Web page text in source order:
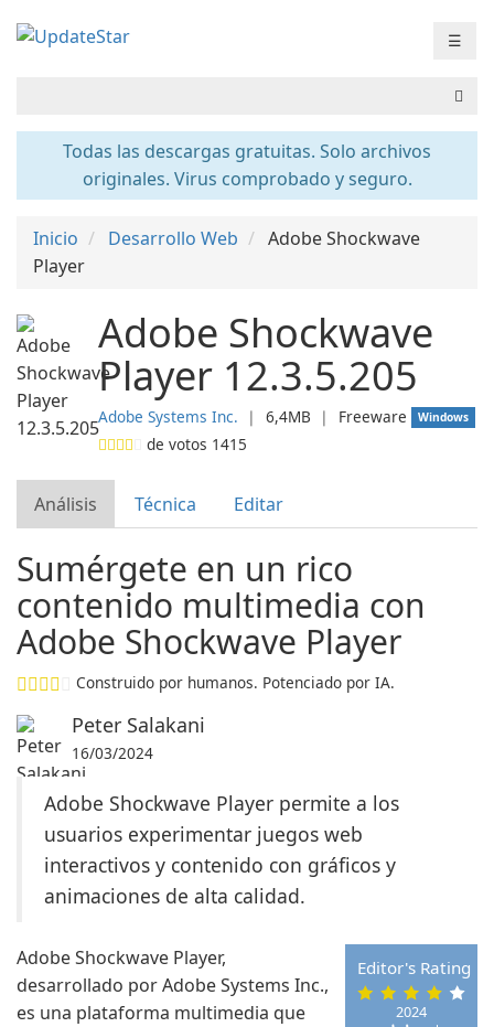
☰
Todas las descargas gratuitas. Solo archivos
originales. Virus comprobado y seguro.
Inicio Desarrollo Web
Adobe Shockwave
Player
Adobe Shockwave
Player 12.3.5.205
Adobe Systems Inc. ❘ 6,4MB ❘ Freeware Windows
de votos 1415
Análisis Técnica Editar
Sumérgete en un rico
contenido multimedia con
Adobe Shockwave Player
Construido por humanos. Potenciado por IA.
Peter Salakani
16/03/2024
Adobe Shockwave Player permite a los
usuarios experimentar juegos web
interactivos y contenido con gráficos y
animaciones de alta calidad.
2024
Editor's Rating
Adobe Shockwave Player,
desarrollado por Adobe Systems Inc.,
es una plataforma multimedia que